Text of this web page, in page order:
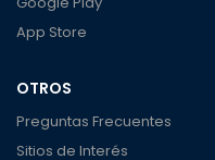
App Store
OTROS
Preguntas Frecuentes
Sitios de Interés